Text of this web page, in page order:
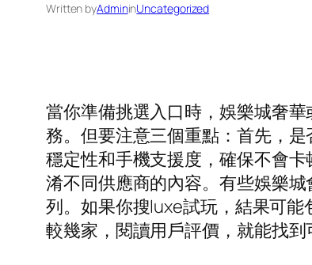
Written byAdmininUncategorized
當你準備挑選入口時，娛樂城奢
務。但要注意三個重點：首先，
穩定性和手機支援度，確保不會
淆不同供應商的內容。有些娛樂
列。如果你搜luxe試玩，結果可
較幾家，閱讀用戶評價，就能找到